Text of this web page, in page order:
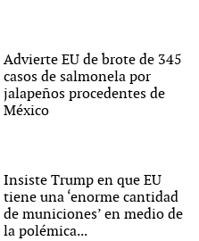
Advierte EU de brote de 345
casos de salmonela por
jalapeños procedentes de
México
Insiste Trump en que EU
tiene una ‘enorme cantidad
de municiones’ en medio de
la polémica...